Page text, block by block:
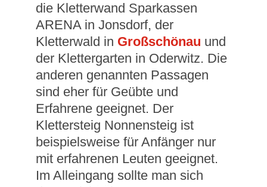
die Kletterwand Sparkassen
ARENA in Jonsdorf, der
Kletterwald in Großschönau und
der Klettergarten in Oderwitz. Die
anderen genannten Passagen
sind eher für Geübte und
Erfahrene geeignet. Der
Klettersteig Nonnensteig ist
beispielsweise für Anfänger nur
mit erfahrenen Leuten geeignet.
Im Alleingang sollte man sich